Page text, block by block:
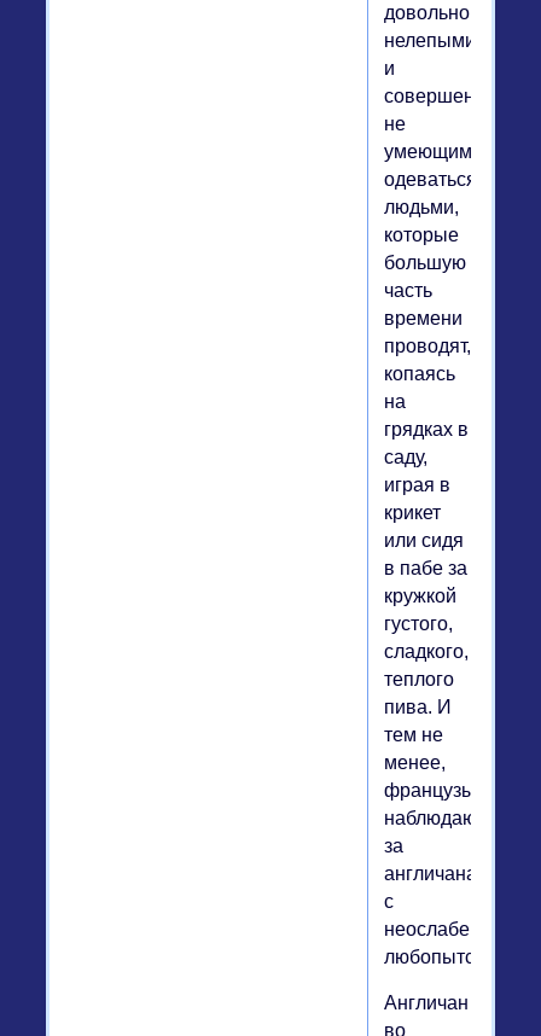
довольно
нелепыми
и
совершенно
не
умеющими
одеваться
людьми,
которые
большую
часть
времени
проводят,
копаясь
на
грядках в
саду,
играя в
крикет
или сидя
в пабе за
кружкой
густого,
сладкого,
теплого
пива. И
тем не
менее,
французы
наблюдают
за
англичанами
с
любопытством.
Англичан
во